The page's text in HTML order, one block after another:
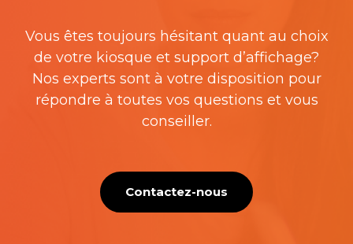
Vous êtes toujours hésitant quant au choix
de votre kiosque et support d’affichage?
Nos experts sont à votre disposition pour
répondre à toutes vos questions et vous
conseiller.
Contactez-nous